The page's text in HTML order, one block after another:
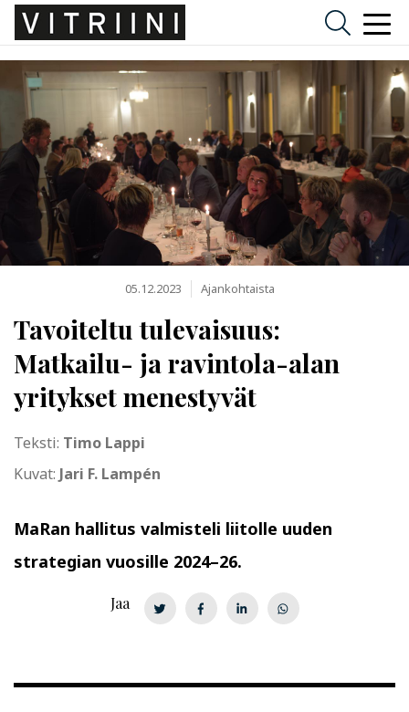
05.12.2023 Ajankohtaista
Tavoiteltu tulevaisuus:
Matkailu- ja ravintola-alan
yritykset menestyvät
Teksti: Timo Lappi
Kuvat: Jari F. Lampén
MaRan hallitus valmisteli liitolle uuden
strategian vuosille 2024–26.
Jaa